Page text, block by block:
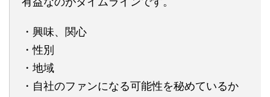
・興味、関心
・性別
・地域
・自社のファンになる可能性を秘めているか